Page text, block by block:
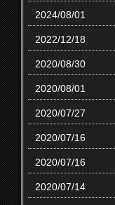
2024/08/01
2022/12/18
2020/08/30
2020/08/01
2020/07/27
2020/07/16
2020/07/16
2020/07/14